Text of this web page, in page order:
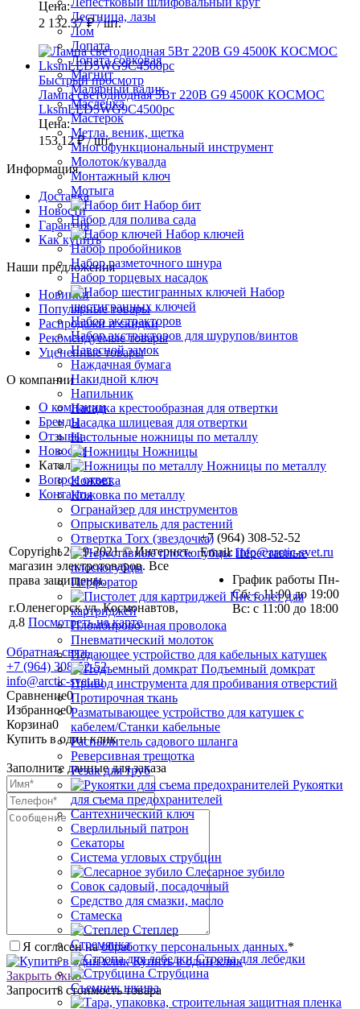
Лестница, лазы
Лом
Лопата
Лопата совковая
Магнит
Малярный валик
Масленка
Мастерок
Метла, веник, щетка
Многофункциональный инструмент
Молоток/кувалда
Монтажный ключ
Мотыга
Набор бит
Набор для полива сада
Набор ключей
Набор пробойников
Набор разметочного шнура
Набор торцевых насадок
Набор
шестигранных ключей
Набор экстракторов
Набор экстракторов для шурупов/винтов
Навесной замок
Наждачная бумага
Накидной ключ
Напильник
Насадка крестообразная для отвертки
Насадка шлицевая для отвертки
Настольные ножницы по металлу
Ножницы
Ножницы по металлу
Ножовка
Ножовка по металлу
Огранайзер для инструментов
Опрыскиватель для растений
Отвертка Torx (звездочка)
Переставные
плоскогубцы
Перфоратор
Пистолет для
картриджей
Пломбировочная проволока
Пневматический молоток
Подающее устройство для кабельных катушек
Подъемный домкрат
Привод инструмента для пробивания отверстий
Протирочная ткань
Разматывающее устройство для катушек с
кабелем/Станки кабельные
Распылитель садового шланга
Реверсивная трещотка
Резак для труб
Рукоятки
для съема предохранителей
Сантехнический ключ
Сверлильный патрон
Секаторы
Система угловых струбцин
Слесарное зубило
Совок садовый, посадочный
Средство для смазки, масло
Стамеска
Степлер
Стремянка
Стропа для лебедки
Струбцина
Съемник шкива
Цена:
2 132.37 ₽/ шт.
Быстрый просмотр
Лампа светодиодная 5Вт 220В G9 4500К КОСМОС
LksmLED5WG9C4500pc
Цена:
153.12 ₽/ шт.
Информация
Доставка
Новости
Гарантия
Как купить
Наши предложения
Новинки
Популярные товары
Распродажи и скидки
Рекомендуемые товары
Уцененные товары
О компании
О компании
Бренды
Отзывы
Новости
Каталог
Вопрос ответ
Контакты
Copyright 2019-2021 © Интернет-
магазин электротоваров. Все
права защищены.
г.Оленегорск ул. Космонавтов,
д.8 Посмотреть на карте
+7 (964) 308-52-52
Email:info@arctic-svet.ru
График работы Пн-
Сб: с 11:00 до 19:00
Вс: с 11:00 до 18:00
Обратная связь
+7 (964) 308-52-52
info@arctic-svet.ru
Сравнение0
Избранное0
Корзина0
Купить в один клик
Заполните данные для заказа
Я согласен наобработку персональных данных.*
Купить в один клик
Закрыть окно
Запросить стоимость товара